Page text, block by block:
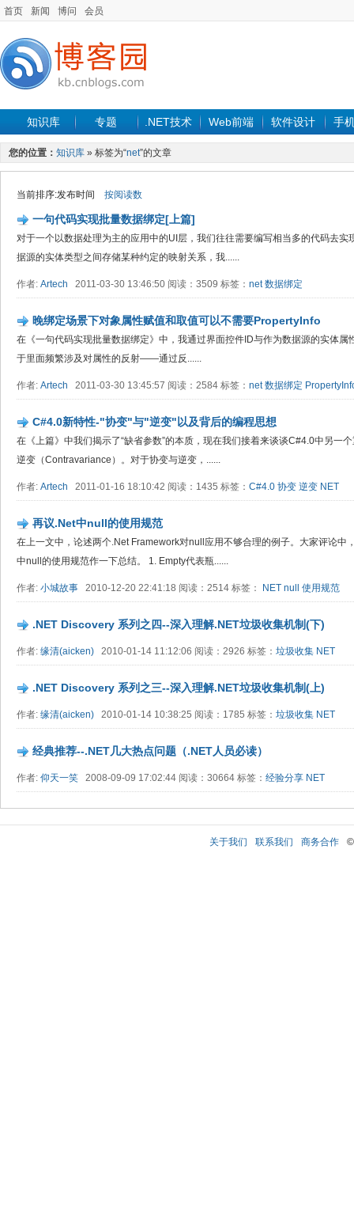
首页 新闻 博问 会员
知识库 专题 .NET技术 Web前端 软件设计 手
您的位置： 知识库 » 标签为“net”的文章
当前排序:发布时间 按阅读数
一句代码实现批量数据绑定[上篇]
对于一个以数据处理为主的应用中的UI层，我们往往需要编写相当多的代码去
据源的实体类型之间存储某种约定的映射关系，我......
作者: Artech 2011-03-30 13:46:50 阅读：3509 标签： net 数据绑定
晚绑定场景下对象属性赋值和取值可以不需要PropertyInfo
在《一句代码实现批量数据绑定》中，我通过界面控件ID与作为数据源的实体
于里面频繁涉及对属性的反射——通过反......
作者: Artech 2011-03-30 13:45:57 阅读：2584 标签： net 数据绑定
C#4.0新特性-"协变"与"逆变"以及背后的编程思想
在《上篇》中我们揭示了“缺省参数”的本质，现在我们接着来谈谈C#4.0中另一
逆变（Contravariance）。对于协变与逆变，......
作者: Artech 2011-01-16 18:10:42 阅读：1435 标签： C#4.0 协变 逆变 NET
再议.Net中null的使用规范
在上一文中，论述两个.Net Framework对null应用不够合理的例子。大家评论中
中null的使用规范作一下总结。 1. Empty代表瓶......
作者: 小城故事 2010-12-20 22:41:18 阅读：2514 标签： NET null 使用规范
.NET Discovery 系列之四--深入理解.NET垃圾收集机制(下)
作者: 缘清(aicken) 2010-01-14 11:12:06 阅读：2926 标签： 垃圾收集 NET
.NET Discovery 系列之三--深入理解.NET垃圾收集机制(上)
作者: 缘清(aicken) 2010-01-14 10:38:25 阅读：1785 标签： 垃圾收集 NET
经典推荐--.NET几大热点问题（.NET人员必读）
作者: 仰天一笑 2008-09-09 17:02:44 阅读：30664 标签： 经验分享 NET
关于我们 联系我们 商务合作